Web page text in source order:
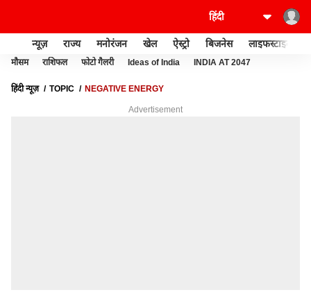
न्यूज़ राज्य मनोरंजन खेल ऐस्ट्रो बिजनेस लाइफस्टाइल
मौसम राशिफल फोटो गैलरी Ideas of India INDIA AT 2047
हिंदी न्यूज़ TOPIC NEGATIVE ENERGY
Advertisement